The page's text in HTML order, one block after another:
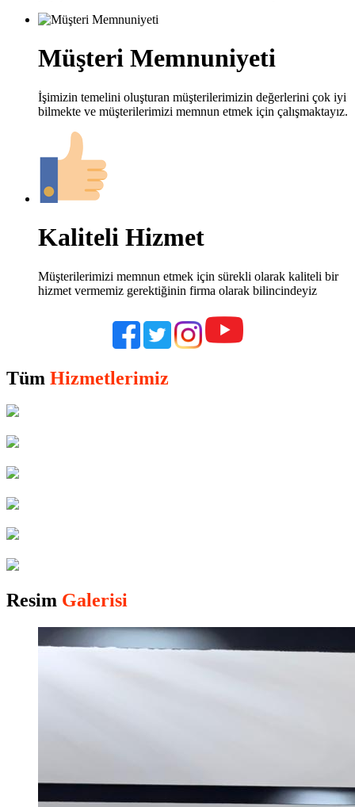
Müşteri Memnuniyeti
İşimizin temelini oluşturan müşterilerimizin değerlerini çok iyi
bilmekte ve müşterilerimizi memnun etmek için çalışmaktayız.
Kaliteli Hizmet
Müşterilerimizi memnun etmek için sürekli olarak kaliteli bir
hizmet vermemiz gerektiğinin firma olarak bilincindeyiz
Tüm Hizmetlerimiz
Resim Galerisi